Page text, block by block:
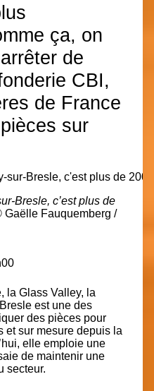
ça, on
de
CBI,
de France
sur
Bresle, c’est plus de
Gaëlle Fauquemberg /
la Glass Valley, la
est une des
des pièces pour
et sur mesure depuis la
elle emploie une
de maintenir une
secteur.